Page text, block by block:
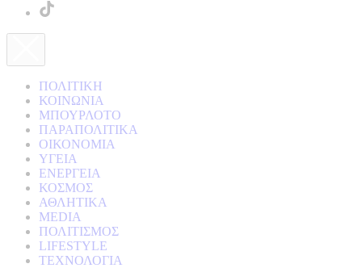
ΠΟΛΙΤΙΚΗ
ΚΟΙΝΩΝΙΑ
ΜΠΟΥΡΛΟΤΟ
ΠΑΡΑΠΟΛΙΤΙΚΑ
ΟΙΚΟΝΟΜΙΑ
ΥΓΕΙΑ
ΕΝΕΡΓΕΙΑ
ΚΟΣΜΟΣ
ΑΘΛΗΤΙΚΑ
MEDIA
ΠΟΛΙΤΙΣΜΟΣ
LIFESTYLE
ΤΕΧΝΟΛΟΓΙΑ